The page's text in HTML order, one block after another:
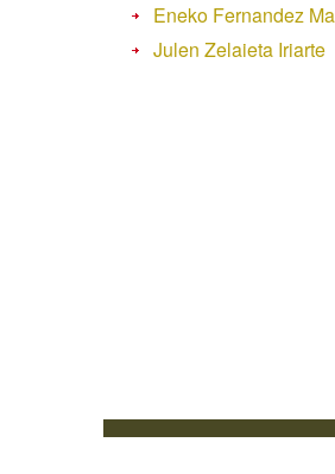
Eneko Fernandez
Julen Zelaieta Iriarte